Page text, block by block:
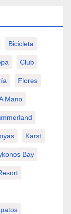
Bicicleta
Club
Flores
Mano
Karst
Bay